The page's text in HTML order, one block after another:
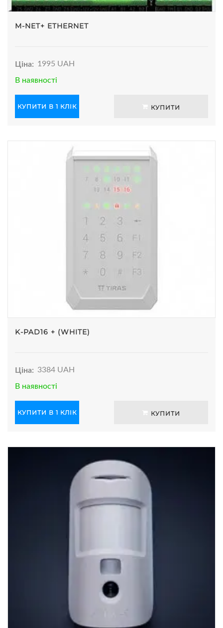
M-NET+ ETHERNET
Ціна: 1995 UAH
В наявності
КУПИТИ В 1 КЛІК КУПИТИ
K-PAD16 + (WHITE)
Ціна: 3384 UAH
В наявності
КУПИТИ В 1 КЛІК КУПИТИ